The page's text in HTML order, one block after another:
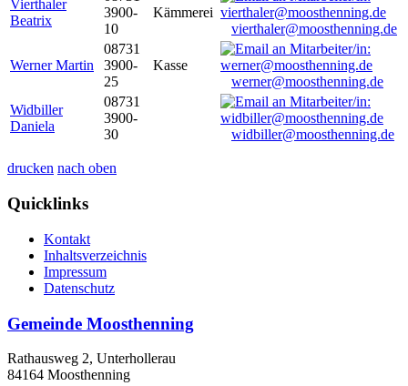
Vierthaler
Beatrix
3900-
10
Kämmerei
vierthaler@moosthenning.de
Werner Martin
08731
3900-
25
Kasse
werner@moosthenning.de
Widbiller
Daniela
08731
3900-
30
widbiller@moosthenning.de
drucken nach oben
Quicklinks
Kontakt
Inhaltsverzeichnis
Impressum
Datenschutz
Gemeinde Moosthenning
Rathausweg 2, Unterhollerau
84164 Moosthenning